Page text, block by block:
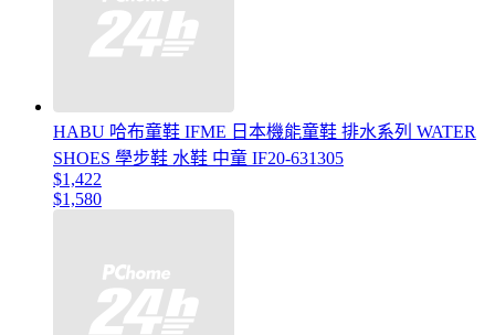
HABU 哈布童鞋 IFME 日本機能童鞋 排水系列 WATER
SHOES 學步鞋 水鞋 中童 IF20-631305
$1,422
$1,580